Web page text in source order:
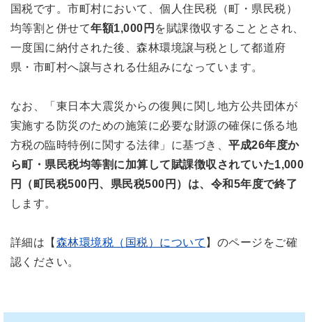
国税です。市町村において、個人住民税（町・県民税）
均等割と併せて年額1,000 円 を賦課徴収することとされ、
一度国に納付された後、森林環境譲与税として都道府
県・市町村へ譲与される仕組みになっています。
なお、
「東日本大震災からの復興に関し地方公共団体が
実施する防災のための施策に必要な財源の確保に係る地
方税の臨時特例に関する法律」に基づき、平成26年度か
ら町・県民税均等割に加算して賦課徴収されていた1,000
円（町民税500円、県民税500円）は、令和5年度で終了
します。
詳細は【 森林環境税（国税）について 】のページをご確
認ください。